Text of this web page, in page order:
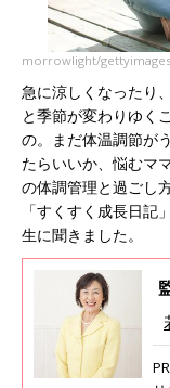
morrowlight/gettyimages
急に涼しくなったり
と季節が変わりゆく
の。まだ体温調節が
たらいいか、悩むマ
の体調管理と過ごし
「すくすく成長日
生に聞きました。